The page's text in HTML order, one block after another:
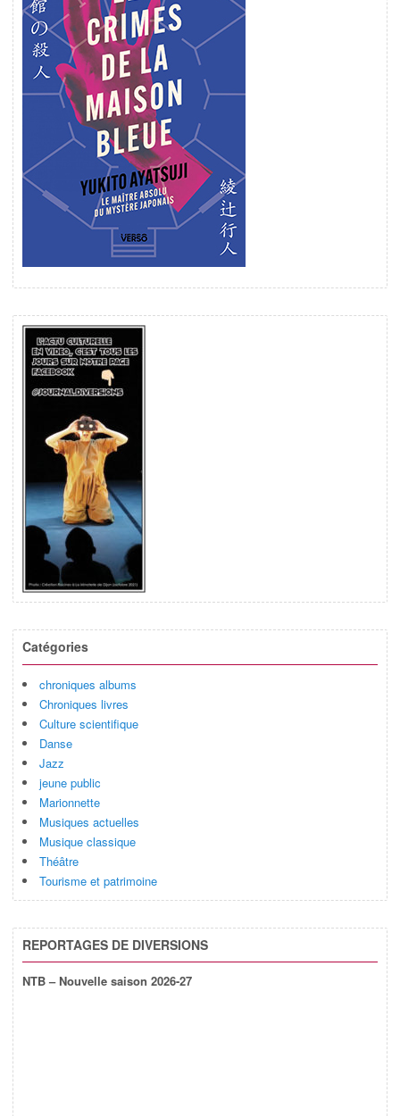
Catégories
chroniques albums
Chroniques livres
Culture scientifique
Danse
Jazz
jeune public
Marionnette
Musiques actuelles
Musique classique
Théâtre
Tourisme et patrimoine
REPORTAGES DE DIVERSIONS
NTB – Nouvelle saison 2026-27